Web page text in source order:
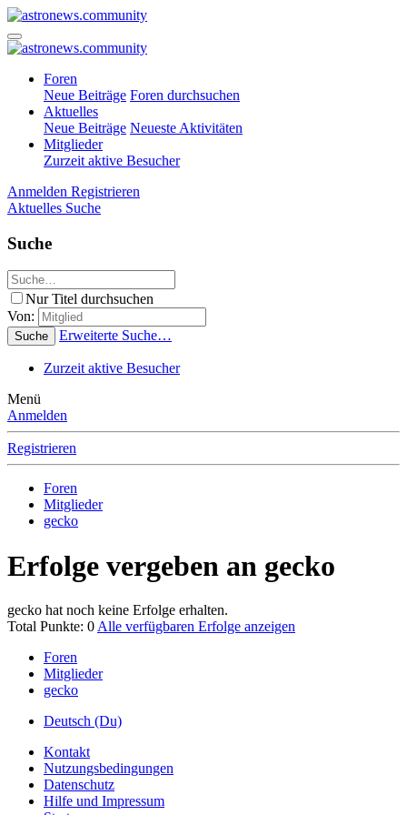
Foren
Neue Beiträge Foren durchsuchen
Aktuelles
Neue Beiträge Neueste Aktivitäten
Mitglieder
Zurzeit aktive Besucher
Anmelden Registrieren
Aktuelles Suche
Suche
Nur Titel durchsuchen
Von:
Suche Erweiterte Suche…
Zurzeit aktive Besucher
Menü
Anmelden
Registrieren
Foren
Mitglieder
gecko
Erfolge vergeben an gecko
gecko hat noch keine Erfolge erhalten.
Total Punkte: 0 Alle verfügbaren Erfolge anzeigen
Foren
Mitglieder
gecko
Deutsch (Du)
Kontakt
Nutzungsbedingungen
Datenschutz
Hilfe und Impressum